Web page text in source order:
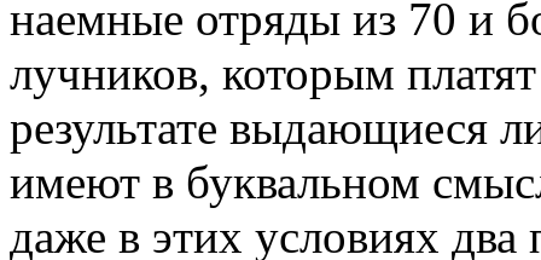
наемные отряды из 70 и
лучников, которым
результате выдающиеся
имеют в буквальном
даже в этих условиях два